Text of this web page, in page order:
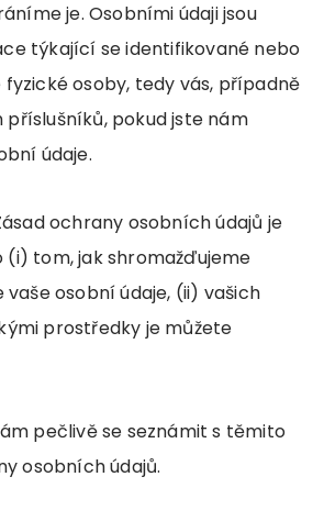
je. Osobními údaji jsou
týkající se identifikované nebo
osoby, tedy vás, případně
pokud jste nám
údaje.
ochrany osobních údajů je
tom, jak shromažďujeme
osobní údaje, (ii) vašich
prostředky je můžete
pečlivě se seznámit s těmito
osobních údajů.